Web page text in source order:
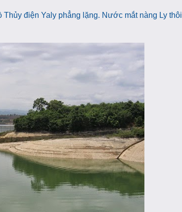
điện Yaly phẳng lặng. Nước mắt nàng Ly thôi